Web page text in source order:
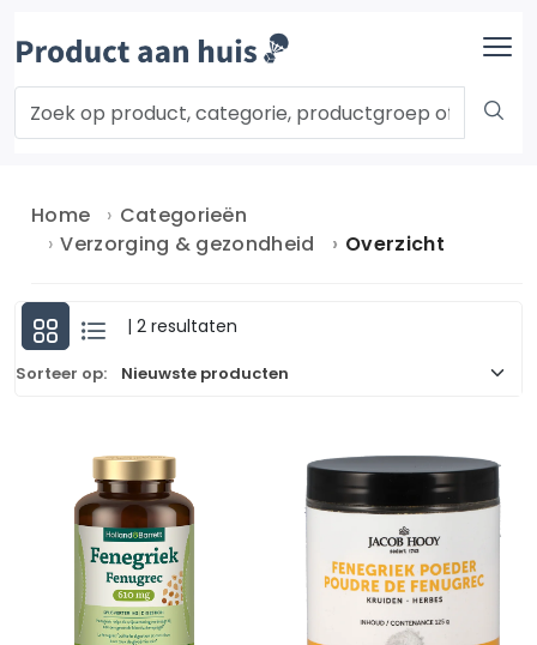
Home
Categorieën
Verzorging & gezondheid
Overzicht
| 2 resultaten
Sorteer op: